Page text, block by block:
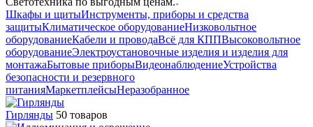
Шкафы и щитыИнструменты, приборы и средства
защитыКлиматическое оборудованиеНизковольтное
оборудованиеКабели и проводаВсё для КППВысоковольтное
оборудованиеЭлектроустановочные изделия и изделия для
монтажаБытовые приборыВидеонаблюдениеУстройства
безопасности и резервного
питанияМаркетплейсыНеразобранное
Гирлянды 50 товаров